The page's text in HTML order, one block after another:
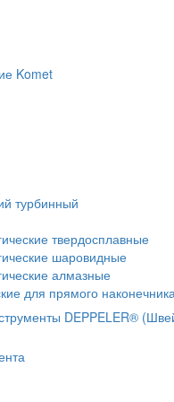
Komet
турбинный
твердосплавные
шаровидные
алмазные
для прямого
DEPPELER®